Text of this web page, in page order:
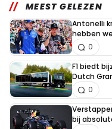
MEEST GELEZEN
Antonelli
hebben
0
F1 biedt
Dutch
0
bij